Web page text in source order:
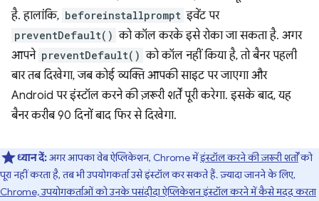
है. हालांकि, beforeinstallprompt इवेंट पर
preventDefault() को कॉल करके इसे रोका जा सकता है. अगर
आपने preventDefault() को कॉल नहीं किया है, तो बैनर पहली
बार तब दिखेगा, जब कोई व्यक्ति आपकी साइट पर जाएगा और
Android पर इंस्टॉल करने की ज़रूरी शर्तें पूरी करेगा. इसके बाद, यह
बैनर करीब 90 दिनों बाद फिर से दिखेगा.
ध्यान दें:अगर आपका वेब ऐप्लिकेशन, Chrome मेंइंस्टॉल करने की ज़रूरी शर्तोंको
पूरा नहीं करता है, तब भी उपयोगकर्ता उसे इंस्टॉल कर सकते हैं. ज़्यादा जानने के लिए,
Chrome, उपयोगकर्ताओं को उनके पसंदीदा ऐप्लिकेशन इंस्टॉल करने में कैसे मदद करता